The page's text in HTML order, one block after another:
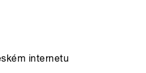
internetu